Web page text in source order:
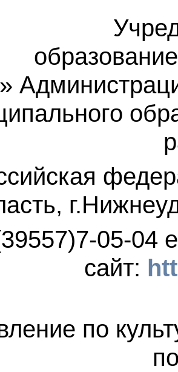
05-04
сайт:
по